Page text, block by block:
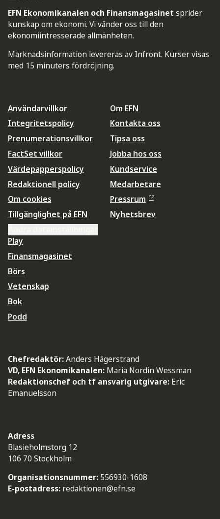
EFN Ekonomikanalen och Finansmagasinet sprider
kunskap om ekonomi. Vi vänder oss till den
ekonomiintresserade allmänheten.
Marknadsinformation levereras av Infront. Kurser visas
med 15 minuters fördröjning.
Användarvillkor
Integritetspolicy
Prenumerationsvillkor
FactSet villkor
Värdepapperspolicy
Redaktionell policy
Om cookies
Tillgänglighet på EFN
Om EFN
Kontakta oss
Tipsa oss
Jobba hos oss
Kundservice
Medarbetare
Pressrum
Nyhetsbrev
Play
Finansmagasinet
Börs
Vetenskap
Bok
Podd
Chefredaktör:Anders Hägerstrand
VD, EFN Ekonomikanalen: Maria Nordin Wessman
Redaktionschef och tf ansvarig utgivare: Eric
Emanuelsson
Adress
Blasieholmstorg 12
106 70 Stockholm
Organisationsnummer: 556930-1608
E-postadress: redaktionen@efn.se